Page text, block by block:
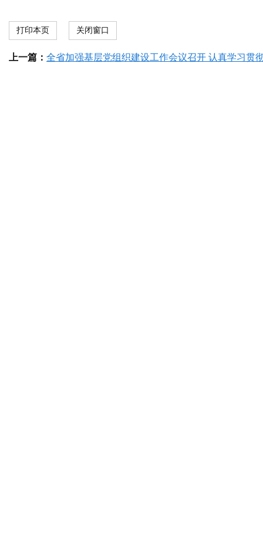
打印本页 关闭窗口
上一篇： 全省加强基层党组织建设工作会议召开 认真学习贯彻习近平总书记 关于党的建设的重要思想和党的二十届三中全会精神 深入实施基层